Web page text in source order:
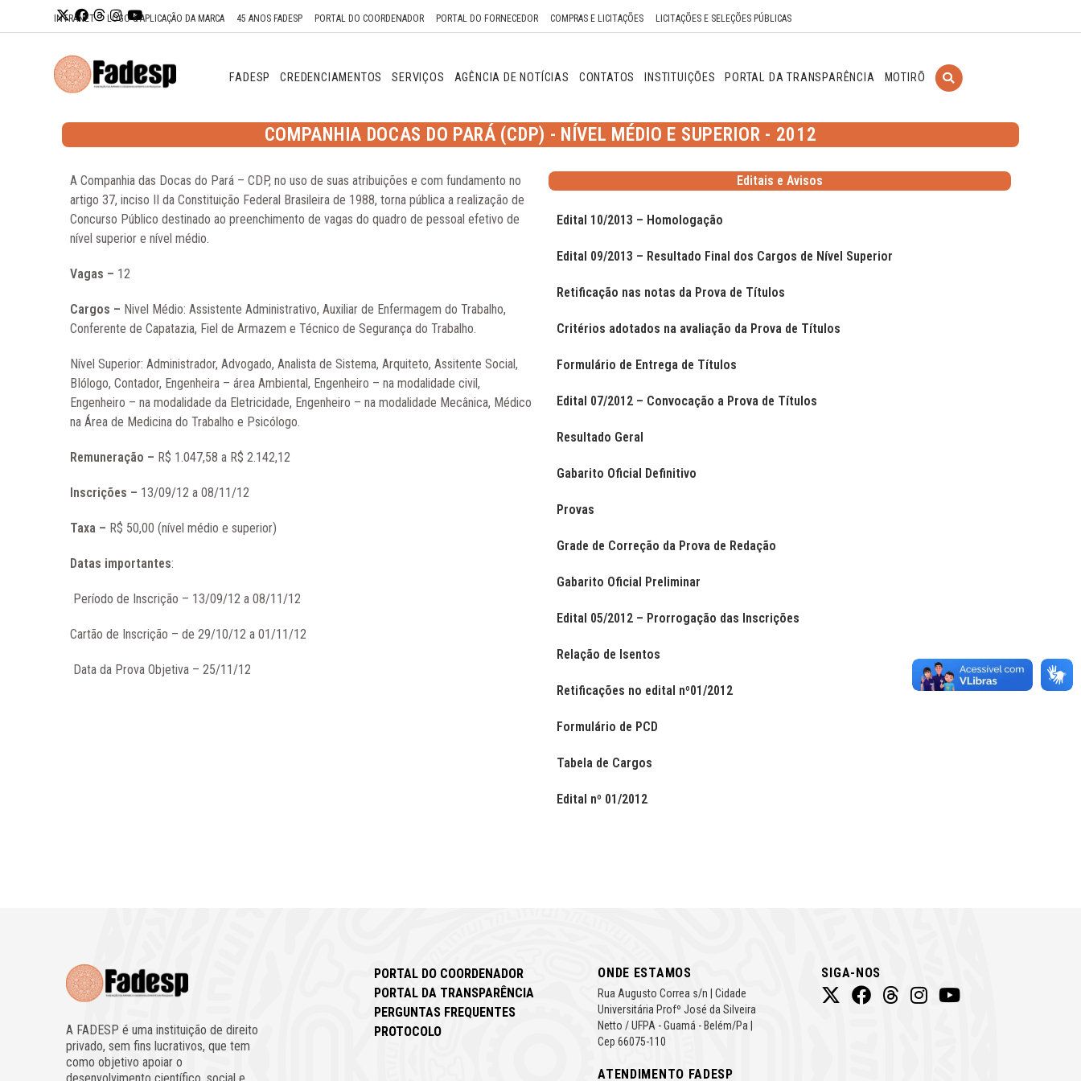
INTRANET LOGO & APLICAÇÃO DA MARCA 45 ANOS FADESP PORTAL DO COORDENADOR PORTAL DO FORNECEDOR COMPRAS E LICITAÇÕES LICITAÇÕES E SELEÇÕES PÚBLICAS
FADESP CREDENCIAMENTOS SERVIÇOS AGÊNCIA DE NOTÍCIAS CONTATOS INSTITUIÇÕES PORTAL DA TRANSPARÊNCIA MOTIRÕ
COMPANHIA DOCAS DO PARÁ (CDP) - NÍVEL MÉDIO E SUPERIOR - 2012
A Companhia das Docas do Pará – CDP, no uso de suas atribuições e com fundamento no
artigo 37, inciso II da Constituição Federal Brasileira de 1988, torna pública a realização de
Concurso Público destinado ao preenchimento de vagas do quadro de pessoal efetivo de
nível superior e nível médio.
Vagas – 12
Cargos – Nivel Médio: Assistente Administrativo, Auxiliar de Enfermagem do Trabalho,
Conferente de Capatazia, Fiel de Armazem e Técnico de Segurança do Trabalho.
Nível Superior: Administrador, Advogado, Analista de Sistema, Arquiteto, Assitente Social,
BIólogo, Contador, Engenheira – área Ambiental, Engenheiro – na modalidade civil,
Engenheiro – na modalidade da Eletricidade, Engenheiro – na modalidade Mecânica, Médico
na Área de Medicina do Trabalho e Psicólogo.
Remuneração – R$ 1.047,58 a R$ 2.142,12
Inscrições – 13/09/12 a 08/11/12
Taxa – R$ 50,00 (nível médio e superior)
Datas importantes:
Período de Inscrição – 13/09/12 a 08/11/12
Cartão de Inscrição – de 29/10/12 a 01/11/12
Data da Prova Objetiva – 25/11/12
Editais e Avisos
Edital 10/2013 – Homologação
Edital 09/2013 – Resultado Final dos Cargos de Nível Superior
Retificação nas notas da Prova de Títulos
Critérios adotados na avaliação da Prova de Títulos
Formulário de Entrega de Títulos
Edital 07/2012 – Convocação a Prova de Títulos
Resultado Geral
Gabarito Oficial Definitivo
Provas
Grade de Correção da Prova de Redação
Gabarito Oficial Preliminar
Edital 05/2012 – Prorrogação das Inscrições
Relação de Isentos
Retificações no edital nº01/2012
Formulário de PCD
Tabela de Cargos
Edital nº 01/2012
A FADESP é uma instituição de direito
privado, sem fins lucrativos, que tem
como objetivo apoiar o
PORTAL DO COORDENADOR
PORTAL DA TRANSPARÊNCIA
PERGUNTAS FREQUENTES
PROTOCOLO
ONDE ESTAMOS
Rua Augusto Correa s/n | Cidade
Universitária Profº José da Silveira
Netto / UFPA - Guamá - Belém/Pa |
Cep 66075-110
ATENDIMENTO FADESP
SIGA-NOS